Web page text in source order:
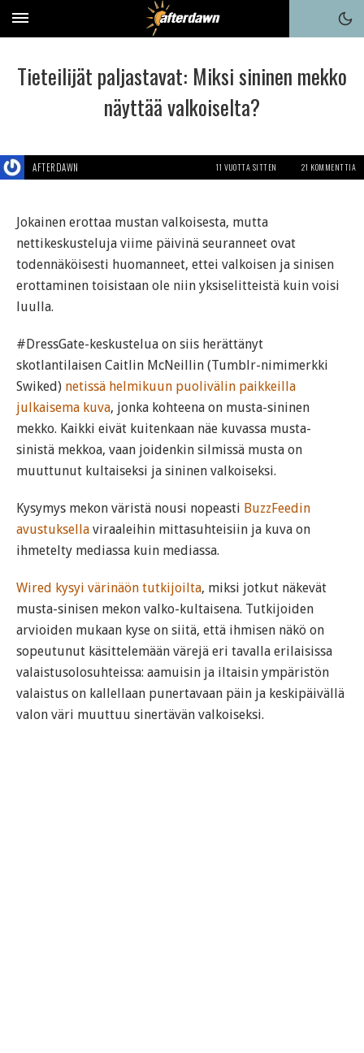
Tieteilijät paljastavat: Miksi sininen mekko
näyttää valkoiselta?
AFTERDAWN 11 VUOTTA SITTEN 21 KOMMENTTIA
Jokainen erottaa mustan valkoisesta, mutta
nettikeskusteluja viime päivinä seuranneet ovat
todennäköisesti huomanneet, ettei valkoisen ja sinisen
erottaminen toisistaan ole niin yksiselitteistä kuin voisi
luulla.
#DressGate-keskustelua on siis herättänyt
skotlantilaisen Caitlin McNeillin (Tumblr-nimimerkki
Swiked) netissä helmikuun puolivälin paikkeilla
julkaisema kuva, jonka kohteena on musta-sininen
mekko. Kaikki eivät kuitenkaan näe kuvassa musta-
sinistä mekkoa, vaan joidenkin silmissä musta on
muuttunut kultaiseksi ja sininen valkoiseksi.
Kysymys mekon väristä nousi nopeasti BuzzFeedin
avustuksella viraaleihin mittasuhteisiin ja kuva on
ihmetelty mediassa kuin mediassa.
Wired kysyi värinäön tutkijoilta, miksi jotkut näkevät
musta-sinisen mekon valko-kultaisena. Tutkijoiden
arvioiden mukaan kyse on siitä, että ihmisen näkö on
sopeutunut käsittelemään värejä eri tavalla erilaisissa
valaistusolosuhteissa: aamuisin ja iltaisin ympäristön
valaistus on kallellaan punertavaan päin ja keskipäivällä
valon väri muuttuu sinertävän valkoiseksi.